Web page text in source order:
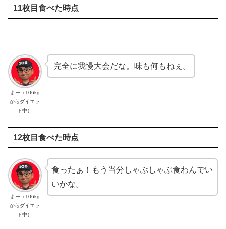
11枚目食べた時点
よー（106kg
からダイエッ
ト中）
完全に我慢大会だな。味も何もねぇ。
12枚目食べた時点
よー（106kg
からダイエッ
ト中）
食ったぁ！もう当分しゃぶしゃぶ食わんでい
いかな。